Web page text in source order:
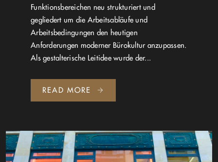
Funktionsbereichen neu strukturiert und
gegliedert um die Arbeitsabläufe und
Arbeitsbedingungen den heutigen
Anforderungen moderner Bürokultur anzupassen.
Als gestalterische Leitidee wurde der...
READ MORE